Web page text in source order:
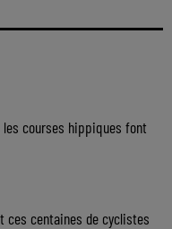
les courses hippiques font
ces centaines de cyclistes